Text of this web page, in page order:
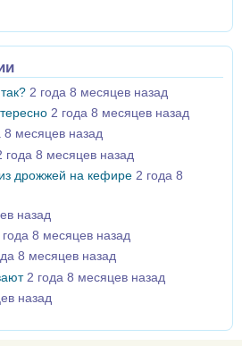
2 года 8 месяцев назад
2 года 8 месяцев назад
8 месяцев назад
года 8 месяцев назад
дрожжей на кефире 2 года 8
назад
года 8 месяцев назад
8 месяцев назад
2 года 8 месяцев назад
назад